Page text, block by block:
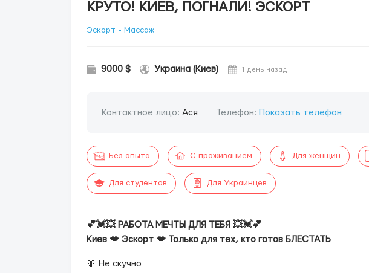
КРУТО! КИЕВ, ПОГНАЛИ! ЭСКОРТ
Эскорт - Массаж
9000 $ Украина (Киев) 1 день назад
Контактное лицо: Ася Телефон: Показать телефон
Без опыта С проживанием Для женщин
Для студентов Для Украинцев
💕💓💥 РАБОТА МЕЧТЫ ДЛЯ ТЕБЯ 💥💓💕
Киев 💋 Эскорт 💋 Только для тех, кто готов БЛЕСТАТЬ
🎀 Не скучно